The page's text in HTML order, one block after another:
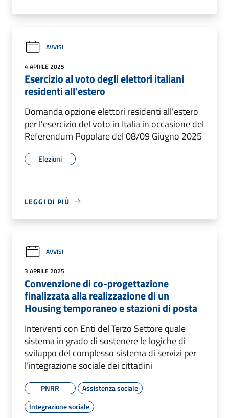
AVVISI
4 APRILE 2025
Esercizio al voto degli elettori italiani
residenti all'estero
Domanda opzione elettori residenti all'estero
per l'esercizio del voto in Italia in occasione del
Referendum Popolare del 08/09 Giugno 2025
Elezioni
LEGGI DI PIÙ
AVVISI
3 APRILE 2025
Convenzione di co-progettazione
finalizzata alla realizzazione di un
Housing temporaneo e stazioni di posta
Interventi con Enti del Terzo Settore quale
sistema in grado di sostenere le logiche di
sviluppo del complesso sistema di servizi per
l’integrazione sociale dei cittadini
PNRR
Assistenza sociale
Integrazione sociale